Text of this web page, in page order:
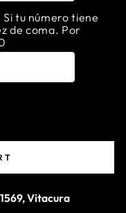
tu número tiene
de coma. Por
Vitacura